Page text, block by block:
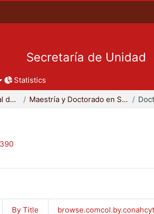
Secretaría de Unidad
Statistics
Coordinación Divisional de Posgrado Maestría y Doctorado en Sociología
By Title browse.comcol.by.conahcyt